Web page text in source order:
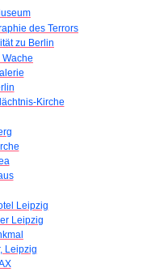
des Terrors
zu Berlin
Wache
Kirche
Leipzig
Leipzig
Leipzig